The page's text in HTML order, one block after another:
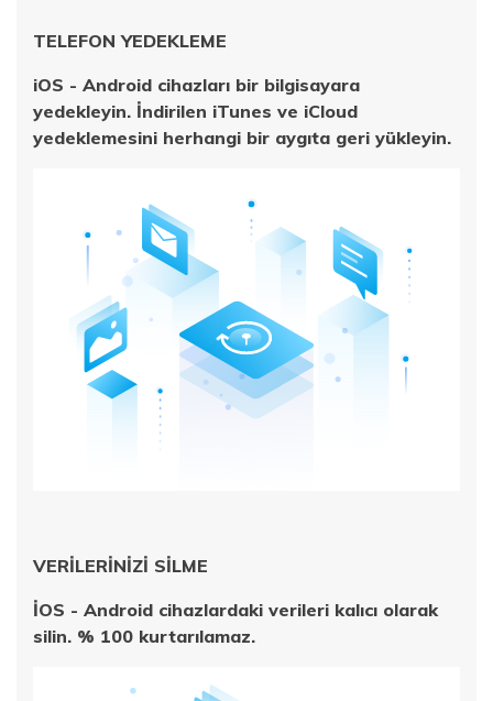
TELEFON YEDEKLEME
iOS - Android cihazları bir bilgisayara
yedekleyin. İndirilen iTunes ve iCloud
yedeklemesini herhangi bir aygıta geri yükleyin.
VERİLERİNİZİ SİLME
İOS - Android cihazlardaki verileri kalıcı olarak
silin. % 100 kurtarılamaz.